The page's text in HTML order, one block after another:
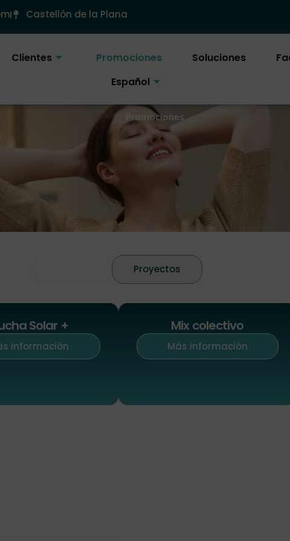
Castellón de la Plana
Clientes Promociones Soluciones
Español
Promociones
Proyectos
Solar +
información
Mix colectivo
Más información